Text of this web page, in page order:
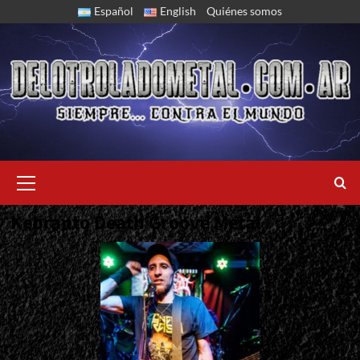
Español English Quiénes somos
Menu
Kebranto Death Groove Metal